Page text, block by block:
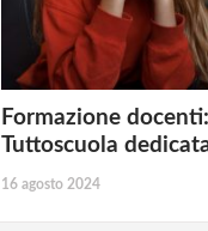
Formazione
Tuttoscuola
16 agosto 2024